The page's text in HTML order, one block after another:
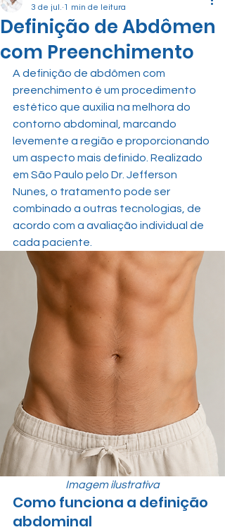
Definição de Abdômen
com Preenchimento
3 de jul. 1 min de leitura
A definição de abdômen com
preenchimento é um procedimento
estético que auxilia na melhora do
contorno abdominal, marcando
levemente a região e proporcionando
um aspecto mais definido. Realizado
em São Paulo pelo Dr. Jefferson
Nunes, o tratamento pode ser
combinado a outras tecnologias, de
acordo com a avaliação individual de
cada paciente.
Imagem ilustrativa
Como funciona a definição
abdominal